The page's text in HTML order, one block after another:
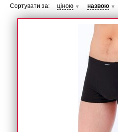
Сортувати за: ціною ▼ назвою ▼